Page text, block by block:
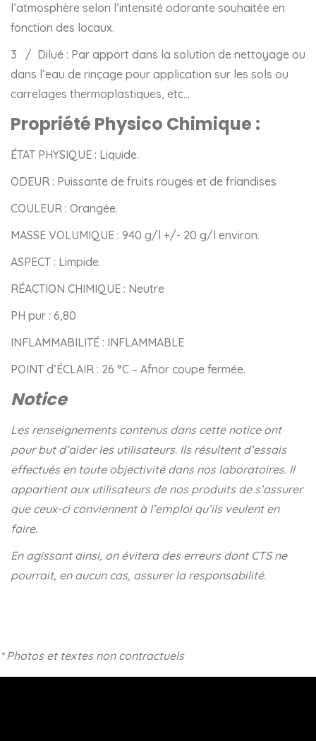
l’atmosphère selon l’intensité odorante souhaitée en
fonction des locaux.
3 / Dilué : Par apport dans la solution de nettoyage ou
dans l’eau de rinçage pour application sur les sols ou
carrelages thermoplastiques, etc…
Propriété Physico Chimique :
ÉTAT PHYSIQUE : Liquide.
ODEUR : Puissante de fruits rouges et de friandises
COULEUR : Orangée.
MASSE VOLUMIQUE : 940 g/l +/- 20 g/l environ.
ASPECT : Limpide.
RÉACTION CHIMIQUE : Neutre
PH pur : 6,80
INFLAMMABILITÉ : INFLAMMABLE
POINT d’ÉCLAIR : 26 °C – Afnor coupe fermée.
Notice
Les renseignements contenus dans cette notice ont
pour but d’aider les utilisateurs. Ils résultent d’essais
effectués en toute objectivité dans nos laboratoires. Il
appartient aux utilisateurs de nos produits de s’assurer
que ceux-ci conviennent à l’emploi qu’ils veulent en
faire.
En agissant ainsi, on évitera des erreurs dont CTS ne
pourrait, en aucun cas, assurer la responsabilité.
* Photos et textes non contractuels